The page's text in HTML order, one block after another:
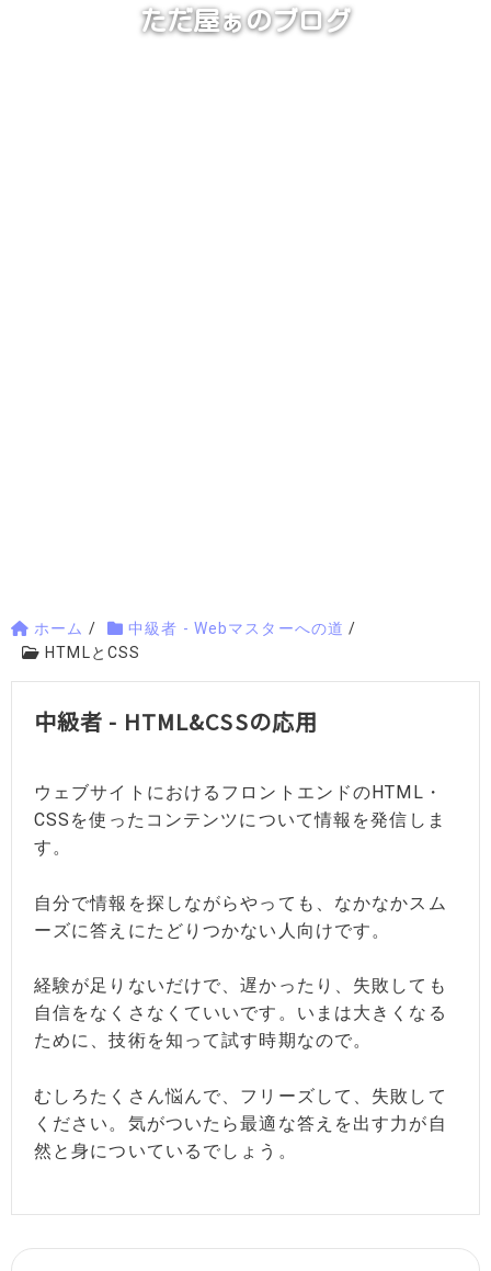
ただ屋ぁのブログ
ホーム / 中級者 - Webマスターへの道 /
HTMLとCSS
中級者 - HTML&CSSの応用
ウェブサイトにおけるフロントエンドのHTML・
CSSを使ったコンテンツについて情報を発信しま
す。
自分で情報を探しながらやっても、なかなかスム
ーズに答えにたどりつかない人向けです。
経験が足りないだけで、遅かったり、失敗しても
自信をなくさなくていいです。いまは大きくなる
ために、技術を知って試す時期なので。
むしろたくさん悩んで、フリーズして、失敗して
ください。気がついたら最適な答えを出す力が自
然と身についているでしょう。